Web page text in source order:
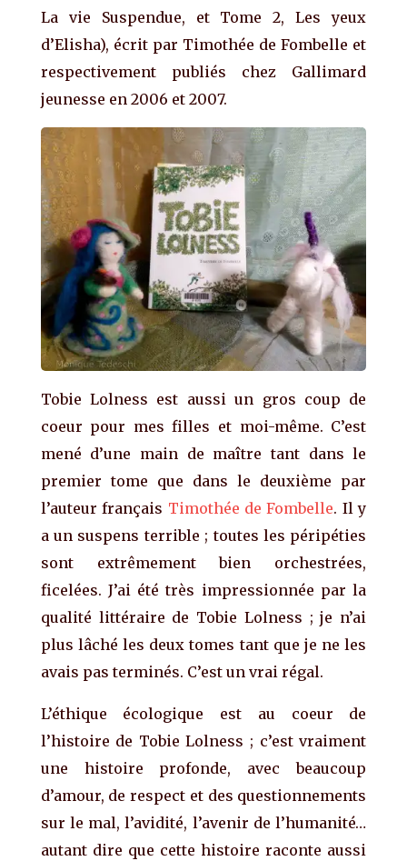
La vie Suspendue, et Tome 2, Les yeux
d’Elisha), écrit par Timothée de Fombelle et
respectivement publiés chez Gallimard
jeunesse en 2006 et 2007.
Tobie Lolness est aussi un gros coup de
coeur pour mes filles et moi-même. C’est
mené d’une main de maître tant dans le
premier tome que dans le deuxième par
l’auteur français Timothée de Fombelle. Il y
a un suspens terrible ; toutes les péripéties
sont extrêmement bien orchestrées,
ficelées. J’ai été très impressionnée par la
qualité littéraire de Tobie Lolness ; je n’ai
plus lâché les deux tomes tant que je ne les
avais pas terminés. C’est un vrai régal.
L’éthique écologique est au coeur de
l’histoire de Tobie Lolness ; c’est vraiment
une histoire profonde, avec beaucoup
d’amour, de respect et des questionnements
sur le mal, l’avidité, l’avenir de l’humanité…
autant dire que cette histoire raconte aussi